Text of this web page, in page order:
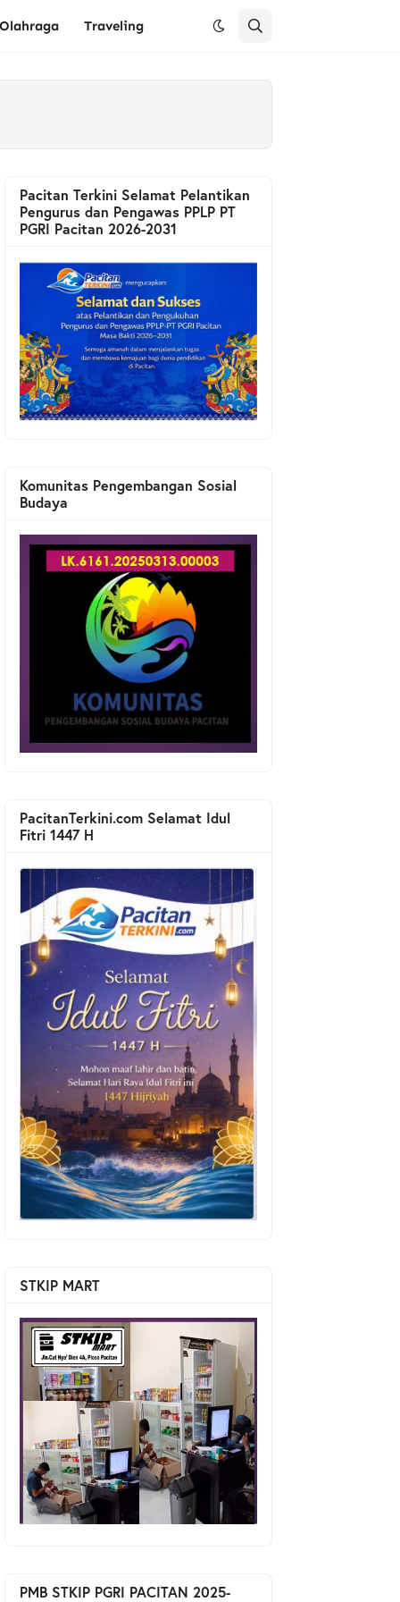
Olahraga Traveling
Pacitan Terkini Selamat Pelantikan
Pengurus dan Pengawas PPLP PT
PGRI Pacitan 2026-2031
Komunitas Pengembangan Sosial
Budaya
PacitanTerkini.com Selamat Idul
Fitri 1447 H
STKIP MART
PMB STKIP PGRI PACITAN 2025-